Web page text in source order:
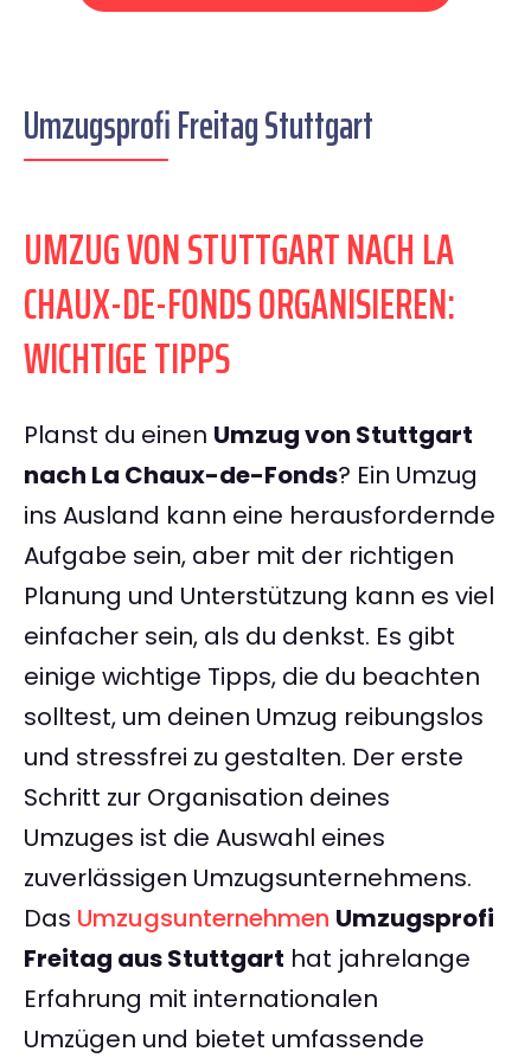
Umzugsprofi Freitag Stuttgart
UMZUG VON STUTTGART NACH LA
CHAUX-DE-FONDS ORGANISIEREN:
WICHTIGE TIPPS
Planst du einen Umzug von Stuttgart
nach La Chaux-de-Fonds? Ein Umzug
ins Ausland kann eine herausfordernde
Aufgabe sein, aber mit der richtigen
Planung und Unterstützung kann es viel
einfacher sein, als du denkst. Es gibt
einige wichtige Tipps, die du beachten
solltest, um deinen Umzug reibungslos
und stressfrei zu gestalten. Der erste
Schritt zur Organisation deines
Umzuges ist die Auswahl eines
zuverlässigen Umzugsunternehmens.
Das Umzugsunternehmen Umzugsprofi
Freitag aus Stuttgart hat jahrelange
Erfahrung mit internationalen
Umzügen und bietet umfassende